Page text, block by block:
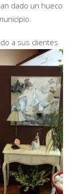
dado un hueco
a sus clientes